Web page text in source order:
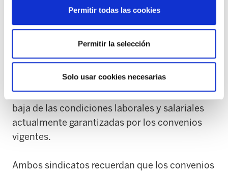
Permitir todas las cookies
Permitir la selección
Solo usar cookies necesarias
ELA y LAB denuncian que esta iniciativa
constituye un nuevo intento de estatalizar las
de negociación de las trabajadoras y
trabajadores de Euskal Herria. Este cambio
abriría la puerta a una homogeneización a la
baja de las condiciones laborales y salariales
actualmente garantizadas por los convenios
vigentes.
Ambos sindicatos recuerdan que los convenios